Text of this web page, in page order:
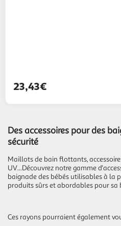
23,43€
Des accessoires pour des
sécurité
Maillots de bain flottants,
UV...Découvrez notre gamme
baignade des bébés utilisables à la
produits sûrs et abordables pour
Ces rayons pourraient également